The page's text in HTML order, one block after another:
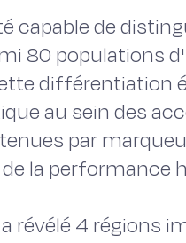
capable de
80 populations
différentiation
au sein des
par
la performance
révélé 4 régions